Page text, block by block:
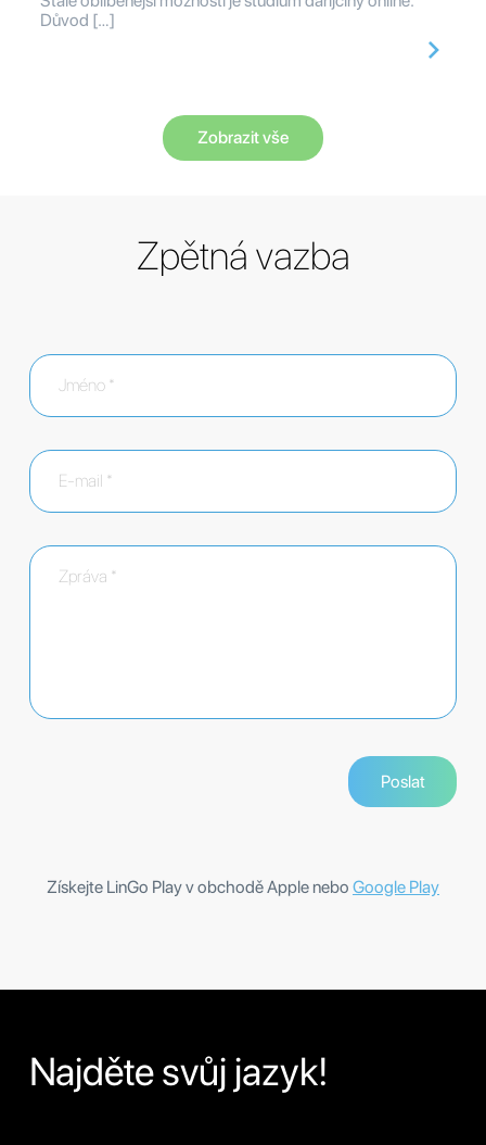
Důvod […]
Zobrazit vše
Zpětná vazba
Získejte LinGo Play v obchodě Apple nebo Google Play
Najděte svůj jazyk!